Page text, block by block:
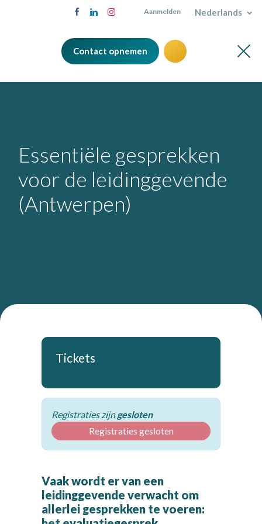
Aanmelden Nederlands
Contact opnemen
Essentiële gesprekken
voor de leidinggevende
(Antwerpen)
Tickets
Registraties zijngesloten
Registraties gesloten
Vaak wordt er van een
leidinggevende verwacht om
allerlei gesprekken te voeren: